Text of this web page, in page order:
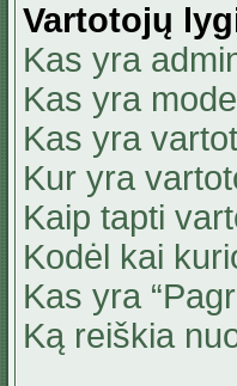
Vartotojų
Kas yra
Kas yra
Kas yra
Kur yra
Kaip tapti
Kodėl kai
Kas yra
Ką reiškia